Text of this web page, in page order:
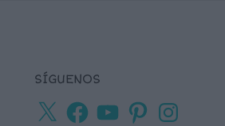
SÍGUENOS
X
Facebook
YouTubePinterestInstagram